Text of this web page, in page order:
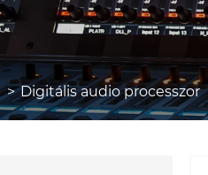
Digitális audio processzor